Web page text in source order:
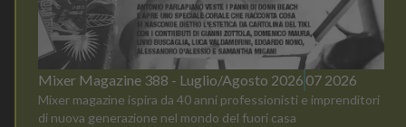
Mixer Magazine 388 - Luglio/Agosto 2026 07 2026
Mixer magazine ispira da 40 anni professionisti e imprenditori
di nuova generazione nel mondo del fuori casa